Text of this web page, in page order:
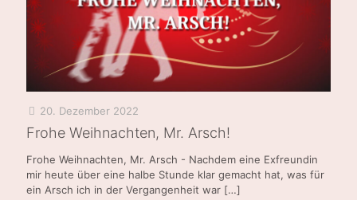
20. Dezember 2022
Frohe Weihnachten, Mr. Arsch!
Frohe Weihnachten, Mr. Arsch - Nachdem eine Exfreundin
mir heute über eine halbe Stunde klar gemacht hat, was für
ein Arsch ich in der Vergangenheit war […]